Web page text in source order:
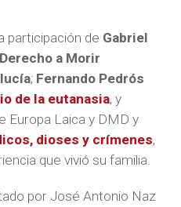
participación de Gabriel
a Morir
; Fernando Pedrós
de la eutanasia, y
Europa Laica y DMD y
dioses y crímenes,
que vivió su familia.
por José Antonio Naz